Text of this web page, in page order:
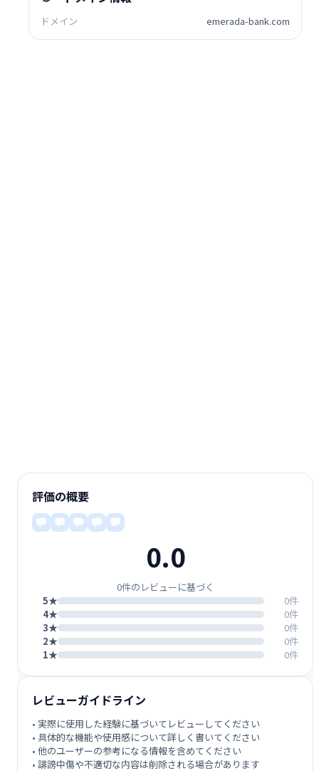
ドメイン emerada-bank.com
評価の概要
0.0
0件のレビューに基づく
5★
0件
4★
0件
3★
0件
2★
0件
1★
0件
レビューガイドライン
• 実際に使用した経験に基づいてレビューしてください
• 具体的な機能や使用感について詳しく書いてください
• 他のユーザーの参考になる情報を含めてください
• 誹謗中傷や不適切な内容は削除される場合があります